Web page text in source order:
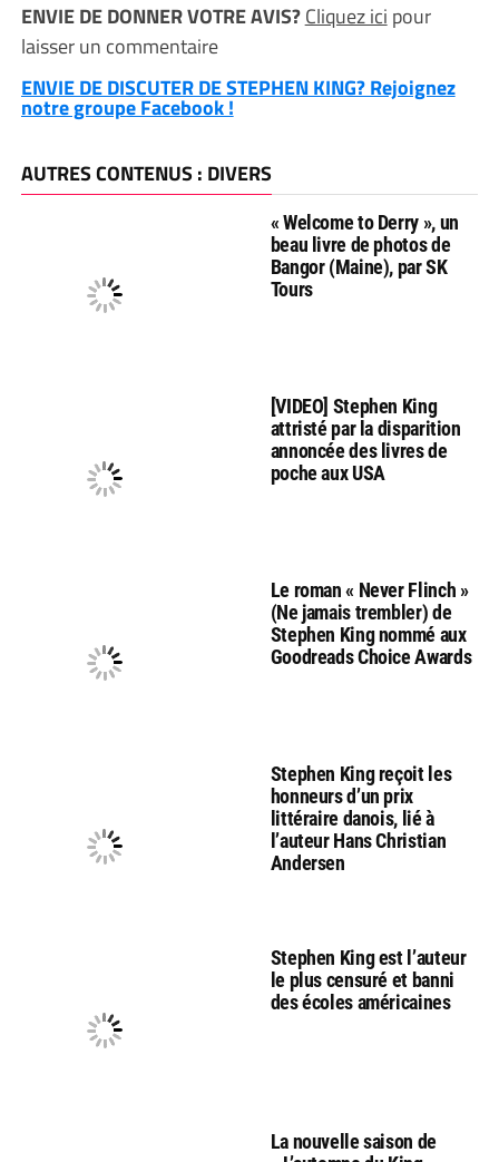
ENVIE DE DONNER VOTRE AVIS?Cliquez ici pour
laisser un commentaire
ENVIE DE DISCUTER DE STEPHEN KING? Rejoignez
notre groupe Facebook !
AUTRES CONTENUS : DIVERS
« Welcome to Derry », un
beau livre de photos de
Bangor (Maine), par SK
Tours
[VIDEO] Stephen King
attristé par la disparition
annoncée des livres de
poche aux USA
Le roman « Never Flinch »
(Ne jamais trembler) de
Stephen King nommé aux
Goodreads Choice Awards
Stephen King reçoit les
honneurs d’un prix
littéraire danois, lié à
l’auteur Hans Christian
Andersen
Stephen King est l’auteur
le plus censuré et banni
des écoles américaines
La nouvelle saison de